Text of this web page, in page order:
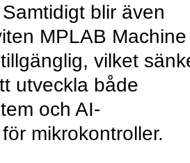
blir även
MPLAB Machine
vilket
utveckla både
och AI-
mikrokontroller.